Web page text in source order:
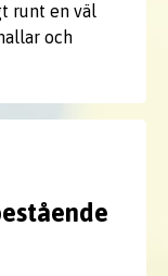
runt en väl
och